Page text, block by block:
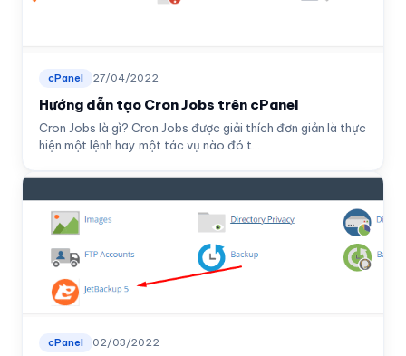
cPanel 27/04/2022
Hướng dẫn tạo Cron Jobs trên cPanel
Cron Jobs là gì? Cron Jobs được giải thích đơn giản là thực
hiện một lệnh hay một tác vụ nào đó t...
cPanel 02/03/2022